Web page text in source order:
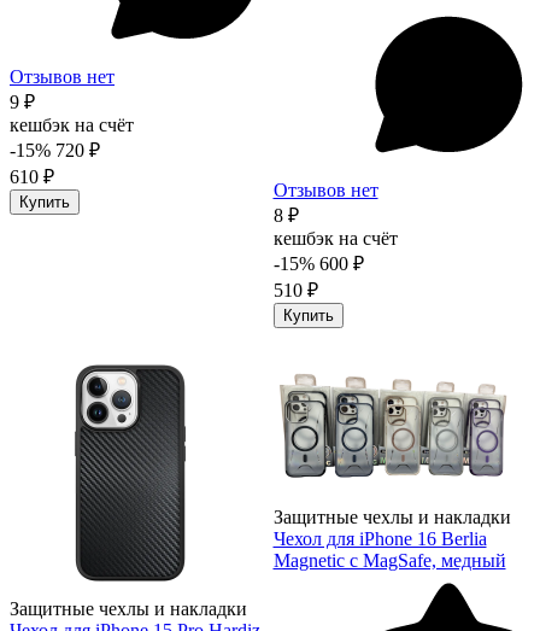
Отзывов нет
9 ₽
кешбэк на счёт
-15% 720 ₽
610 ₽
Купить
Отзывов нет
8 ₽
кешбэк на счёт
-15% 600 ₽
510 ₽
Купить
Защитные чехлы и накладки
Защитные чехлы и накладки
Чехол для iPhone 16 Berlia
Magnetic с MagSafe, медный